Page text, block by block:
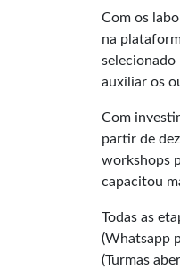
Com os
na
selecionado
auxiliar os
Com
partir de
workshops
capacitou
Todas as
(Whatsapp
(Turmas